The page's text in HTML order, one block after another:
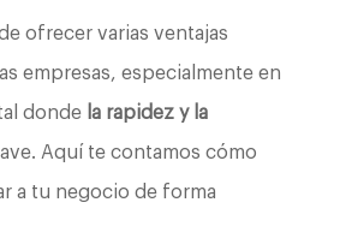
ofrecer varias ventajas
empresas, especialmente en
donde la rapidez y la
Aquí te contamos cómo
a tu negocio de forma